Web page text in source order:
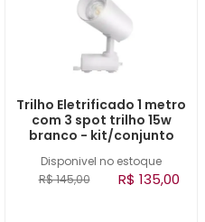
Disponivel no estoque
Trilho Eletrificado 1 metro
com 3 spot trilho 15w
branco - kit/conjunto
R$ 145,00 R$ 135,00